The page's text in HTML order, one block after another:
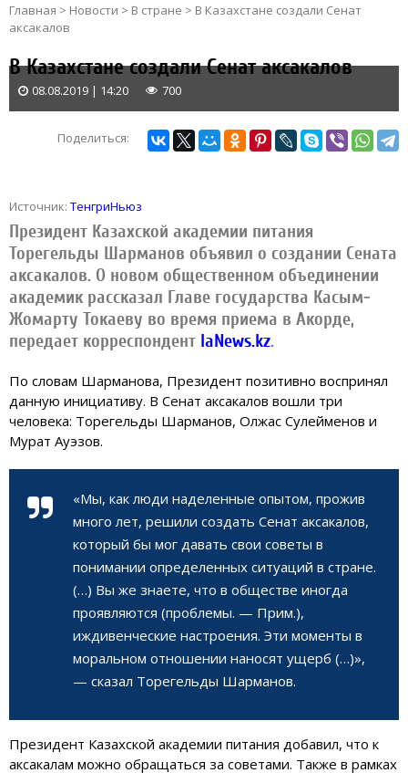
Главная > Новости > В стране > В Казахстане создали Сенат
аксакалов
В Казахстане создали Сенат аксакалов
08.08.2019 | 14:20 700
Поделиться:
Источник: ТенгриНьюз
Президент Казахской академии питания
Торегельды Шарманов объявил о создании Сената
аксакалов. О новом общественном объединении
академик рассказал Главе государства Касым-
Жомарту Токаеву во время приема в Акорде,
передает корреспондент IaNews.kz.
По словам Шарманова, Президент позитивно воспринял
данную инициативу. В Сенат аксакалов вошли три
человека: Торегельды Шарманов, Олжас Сулейменов и
Мурат Ауэзов.
«Мы, как люди наделенные опытом, прожив
много лет, решили создать Сенат аксакалов,
который бы мог давать свои советы в
понимании определенных ситуаций в стране.
(…) Вы же знаете, что в обществе иногда
проявляются (проблемы. — Прим.),
иждивенческие настроения. Эти моменты в
моральном отношении наносят ущерб (…)»,
— сказал Торегельды Шарманов.
Президент Казахской академии питания добавил, что к
аксакалам можно обращаться за советами. Также в рамках